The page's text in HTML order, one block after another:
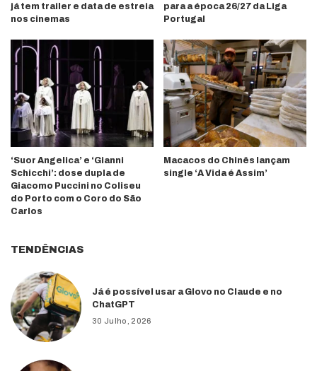
já tem trailer e data de estreia
nos cinemas
para a época 26/27 da Liga
Portugal
‘Suor Angelica’ e ‘Gianni
Schicchi’: dose dupla de
Giacomo Puccini no Coliseu
do Porto com o Coro do São
Carlos
Macacos do Chinês lançam
single ‘A Vida é Assim’
TENDÊNCIAS
Já é possível usar a Glovo no Claude e no
ChatGPT
30 Julho, 2026